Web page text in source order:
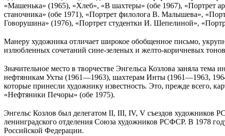
«Машенька» (1965), «Хлеб», «В шахтеры» (обе 1967), «Портрет
станочника» (обе 1971), «Портрет филолога В. Малышева»,
Говорушина» (1976), «Портрет студентки И. Шепелиной»,
Манеру художника отличает широкое обобщенное письмо,
излюбленных сочетаний сине-зеленых и желто-коричневых
Значительное место в творчестве Энгельса Козлова заняла
нефтяникам Ухты (1961—1963), шахтерам Инты (1961—1963,
которые принесли художнику известность. Это, прежде всего,
«Нефтяники Печоры» (обе 1975).
Энгельс Козлов был делегатом II, III, IV, V съездов художников
ленинградского отделения Союза художников РСФСР. В 1978
Российской Федерации.